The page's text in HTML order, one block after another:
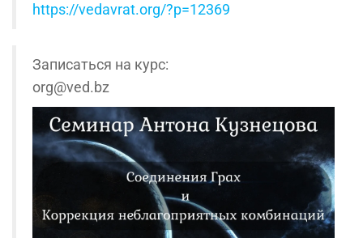
https://vedavrat.org/?p=12369
Записаться на курс:
org@ved.bz